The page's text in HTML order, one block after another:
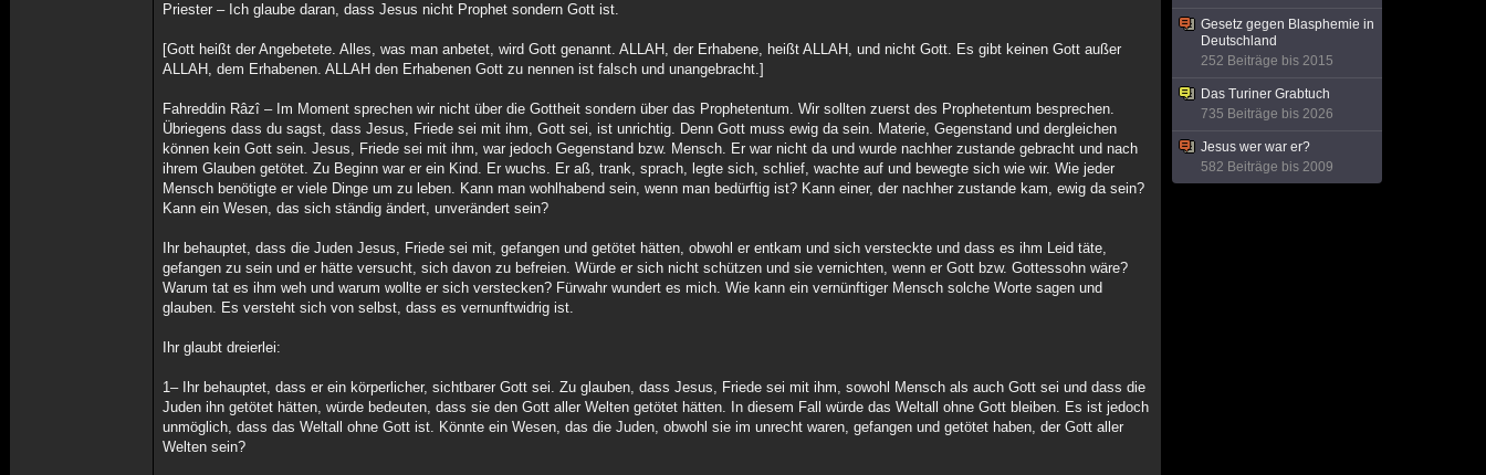
Priester – Ich glaube daran, dass Jesus nicht Prophet sondern Gott ist.
[Gott heißt der Angebetete. Alles, was man anbetet, wird Gott genannt. ALLAH, der Erhabene, heißt ALLAH, und nicht Gott. Es gibt keinen Gott außer
ALLAH, dem Erhabenen. ALLAH den Erhabenen Gott zu nennen ist falsch und unangebracht.]
Fahreddin Râzî – Im Moment sprechen wir nicht über die Gottheit sondern über das Prophetentum. Wir sollten zuerst des Prophetentum besprechen.
Übriegens dass du sagst, dass Jesus, Friede sei mit ihm, Gott sei, ist unrichtig. Denn Gott muss ewig da sein. Materie, Gegenstand und dergleichen
können kein Gott sein. Jesus, Friede sei mit ihm, war jedoch Gegenstand bzw. Mensch. Er war nicht da und wurde nachher zustande gebracht und nach
ihrem Glauben getötet. Zu Beginn war er ein Kind. Er wuchs. Er aß, trank, sprach, legte sich, schlief, wachte auf und bewegte sich wie wir. Wie jeder
Mensch benötigte er viele Dinge um zu leben. Kann man wohlhabend sein, wenn man bedürftig ist? Kann einer, der nachher zustande kam, ewig da sein?
Kann ein Wesen, das sich ständig ändert, unverändert sein?
Ihr behauptet, dass die Juden Jesus, Friede sei mit, gefangen und getötet hätten, obwohl er entkam und sich versteckte und dass es ihm Leid täte,
gefangen zu sein und er hätte versucht, sich davon zu befreien. Würde er sich nicht schützen und sie vernichten, wenn er Gott bzw. Gottessohn wäre?
Warum tat es ihm weh und warum wollte er sich verstecken? Fürwahr wundert es mich. Wie kann ein vernünftiger Mensch solche Worte sagen und
glauben. Es versteht sich von selbst, dass es vernunftwidrig ist.
Ihr glaubt dreierlei:
1– Ihr behauptet, dass er ein körperlicher, sichtbarer Gott sei. Zu glauben, dass Jesus, Friede sei mit ihm, sowohl Mensch als auch Gott sei und dass die
Juden ihn getötet hätten, würde bedeuten, dass sie den Gott aller Welten getötet hätten. In diesem Fall würde das Weltall ohne Gott bleiben. Es ist jedoch
unmöglich, dass das Weltall ohne Gott ist. Könnte ein Wesen, das die Juden, obwohl sie im unrecht waren, gefangen und getötet haben, der Gott aller
Welten sein?
Gesetz gegen Blasphemie in
Deutschland
252 Beiträge bis 2015
Das Turiner Grabtuch
735 Beiträge bis 2026
Jesus wer war er?
582 Beiträge bis 2009